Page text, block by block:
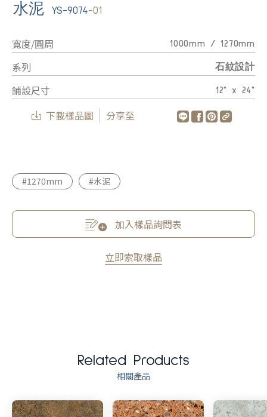
水泥 YS-9074-01
寬度/圓周 1000mm / 1270mm
系列 石紋設計
鋪設尺寸 12" x 24"
下載樣品圖 分享至
#1270mm #水泥
加入樣品詢問表
立即索取樣品
Related Products
相關產品